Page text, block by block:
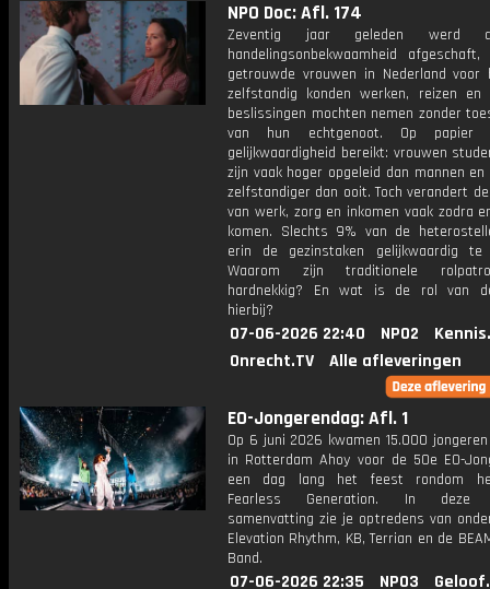
NPO Doc: Afl. 174
Zeventig jaar geleden werd
handelingsonbekwaamheid afgeschaft,
getrouwde vrouwen in Nederland
zelfstandig konden werken, reizen en
beslissingen mochten nemen zonder
van hun echtgenoot. Op
gelijkwaardigheid bereikt: vrouwen
zijn vaak hoger opgeleid dan mannen
zelfstandiger dan ooit. Toch verandert
van werk, zorg en inkomen vaak zodra
komen. Slechts 9% van de
erin de gezinstaken gelijkwaardig te
Waarom zijn traditionele
hardnekkig? En wat is de rol van
hierbij?
07-06-2026 22:40 NPO2
Onrecht.TV
Alle afleveringen
EO-Jongerendag: Afl. 1
Op 6 juni 2026 kwamen 15.000
in Rotterdam Ahoy voor de 50e EO-
een dag lang het feest rondom
Fearless Generation. In deze
samenvatting zie je optredens van
Elevation Rhythm, KB, Terrian en de
Band.
07-06-2026 22:35 NPO3